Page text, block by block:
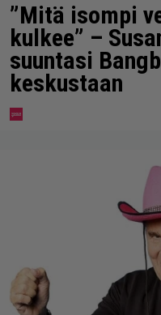
”Mitä isompi
kulkee” –
suuntasi
keskustaan